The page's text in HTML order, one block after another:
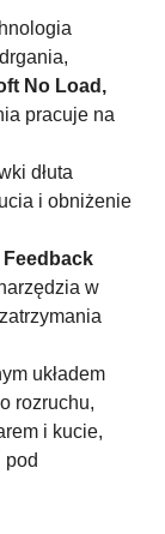
No Load,
pracuje na
dłuta
i obniżenie
Feedback
w
układem
rozruchu,
i kucie,
pod